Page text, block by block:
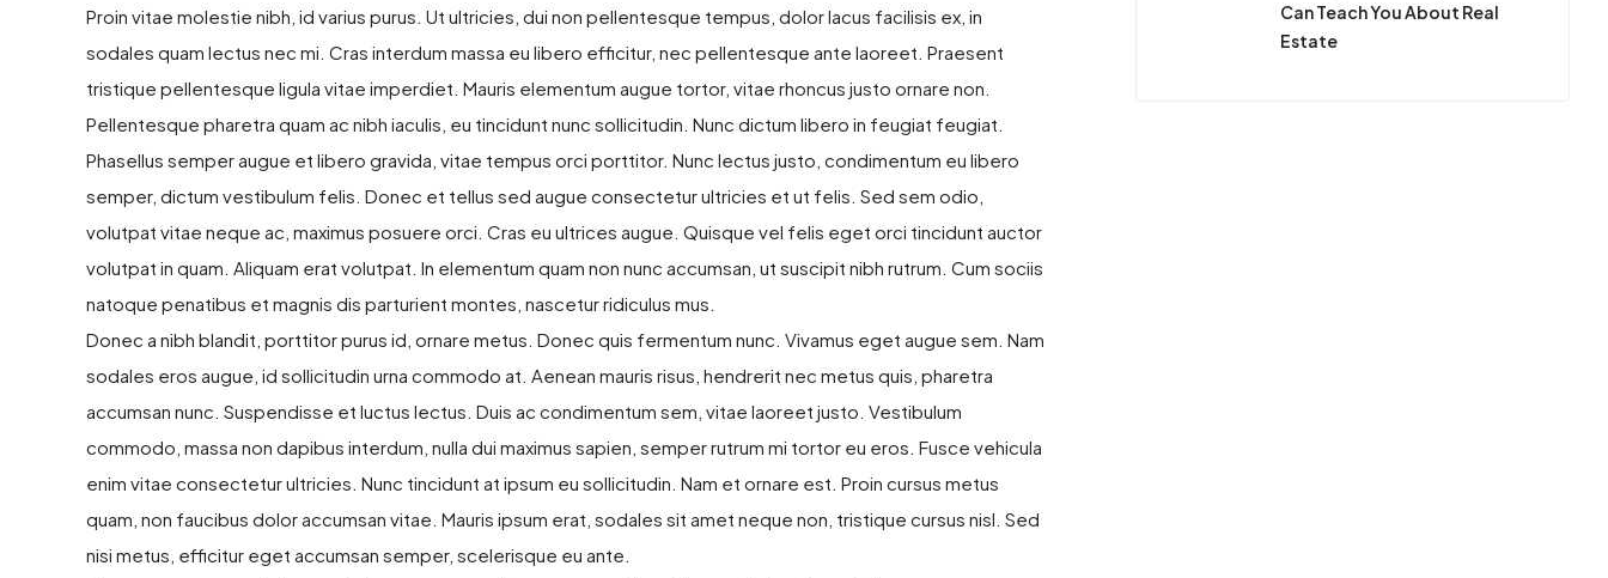
Proin vitae molestie nibh, id varius purus. Ut ultricies, dui non pellentesque tempus, dolor lacus facilisis ex, in
sodales quam lectus nec mi. Cras interdum massa eu libero efficitur, nec pellentesque ante laoreet. Praesent
tristique pellentesque ligula vitae imperdiet. Mauris elementum augue tortor, vitae rhoncus justo ornare non.
Pellentesque pharetra quam ac nibh iaculis, eu tincidunt nunc sollicitudin. Nunc dictum libero in feugiat feugiat.
Phasellus semper augue et libero gravida, vitae tempus orci porttitor. Nunc lectus justo, condimentum eu libero
semper, dictum vestibulum felis. Donec et tellus sed augue consectetur ultricies et ut felis. Sed sem odio,
volutpat vitae neque ac, maximus posuere orci. Cras eu ultrices augue. Quisque vel felis eget orci tincidunt auctor
volutpat in quam. Aliquam erat volutpat. In elementum quam non nunc accumsan, ut suscipit nibh rutrum. Cum sociis
natoque penatibus et magnis dis parturient montes, nascetur ridiculus mus.
Donec a nibh blandit, porttitor purus id, ornare metus. Donec quis fermentum nunc. Vivamus eget augue sem. Nam
sodales eros augue, id sollicitudin urna commodo at. Aenean mauris risus, hendrerit nec metus quis, pharetra
accumsan nunc. Suspendisse et luctus lectus. Duis ac condimentum sem, vitae laoreet justo. Vestibulum
commodo, massa non dapibus interdum, nulla dui maximus sapien, semper rutrum mi tortor eu eros. Fusce vehicula
enim vitae consectetur ultricies. Nunc tincidunt at ipsum eu sollicitudin. Nam et ornare est. Proin cursus metus
quam, non faucibus dolor accumsan vitae. Mauris ipsum erat, sodales sit amet neque non, tristique cursus nisl. Sed
nisi metus, efficitur eget accumsan semper, scelerisque eu ante.
Can Teach You About Real
Estate